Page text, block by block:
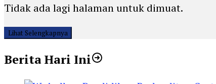
Tidak ada lagi halaman untuk dimuat.
Lihat Selengkapnya
Berita Hari Ini